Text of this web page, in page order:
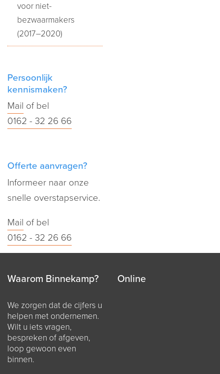
voor niet-
bezwaarmakers
(2017–2020)
Persoonlijk
kennismaken?
Mail of bel
0162 - 32 26 66
Offerte aanvragen?
Informeer naar onze
snelle overstapservice.
Mail of bel
0162 - 32 26 66
Waarom Binnekamp?
We zorgen dat de cijfers u
helpen met ondernemen.
Wilt u iets vragen,
bespreken of afgeven,
loop gewoon even
binnen.
Online